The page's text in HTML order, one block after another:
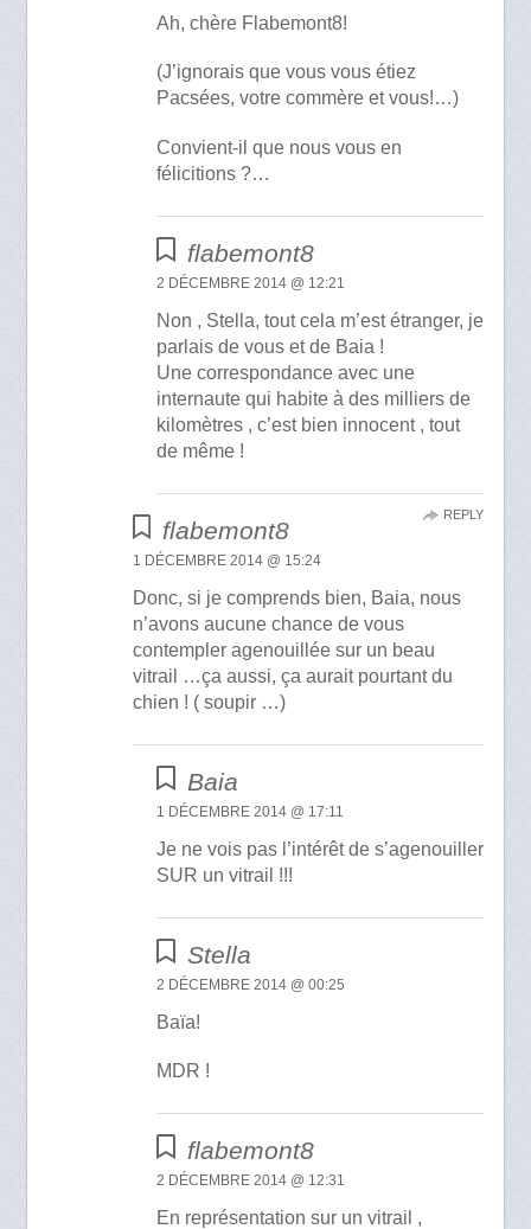
Ah, chère Flabemont8!
(J’ignorais que vous vous étiez
Pacsées, votre commère et vous!…)
Convient-il que nous vous en
félicitions ?…
flabemont8
2 DÉCEMBRE 2014 @ 12:21
Non , Stella, tout cela m’est étranger, je
parlais de vous et de Baia !
Une correspondance avec une
internaute qui habite à des milliers de
kilomètres , c’est bien innocent , tout
de même !
flabemont8
1 DÉCEMBRE 2014 @ 15:24
Donc, si je comprends bien, Baia, nous
n’avons aucune chance de vous
contempler agenouillée sur un beau
vitrail …ça aussi, ça aurait pourtant du
chien ! ( soupir …)
REPLY
Baia
1 DÉCEMBRE 2014 @ 17:11
Je ne vois pas l’intérêt de s’agenouiller
SUR un vitrail !!!
Stella
2 DÉCEMBRE 2014 @ 00:25
Baïa!
MDR !
flabemont8
2 DÉCEMBRE 2014 @ 12:31
En représentation sur un vitrail ,